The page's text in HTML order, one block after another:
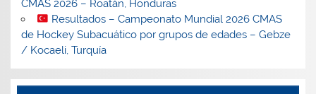
CMAS 2026 – Roatán, Honduras
Resultados – Campeonato Mundial 2026 CMAS
de Hockey Subacuático por grupos de edades – Gebze
/ Kocaeli, Turquía